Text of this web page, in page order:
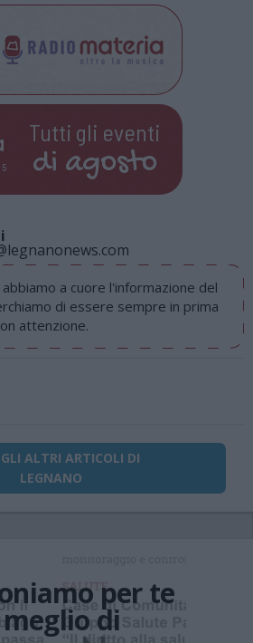
Tutti gli eventi
di agosto
a cuore l'informazione del
di essere sempre in prima
attenzione.
ALTRI ARTICOLI DI
LEGNANO
per te
di